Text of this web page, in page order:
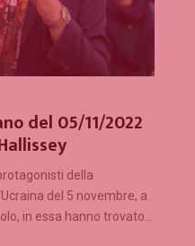
del 05/11/2022
della
del 5 novembre, a
in essa hanno trovato...